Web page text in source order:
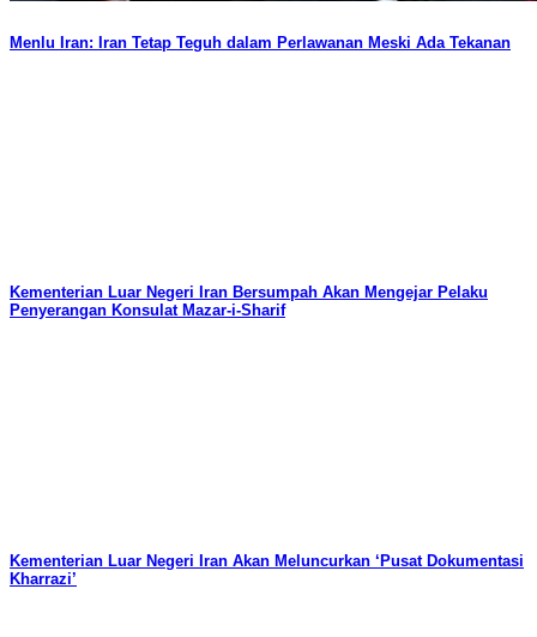
Menlu Iran: Iran Tetap Teguh dalam Perlawanan Meski Ada Tekanan
Kementerian Luar Negeri Iran Bersumpah Akan Mengejar Pelaku
Penyerangan Konsulat Mazar-i-Sharif
Kementerian Luar Negeri Iran Akan Meluncurkan ‘Pusat Dokumentasi
Kharrazi’